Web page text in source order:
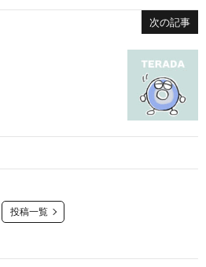
次の記事
投稿一覧